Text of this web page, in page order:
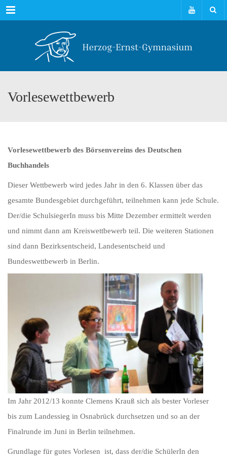
Menu
Vorlesewettbewerb
Vorlesewettbewerb des Börsenvereins des Deutschen
Buchhandels
Dieser Wettbewerb wird jedes Jahr in den 6. Klassen über das
gesamte Bundesgebiet durchgeführt, teilnehmen kann jede Schule.
Der/die SchulsiegerIn muss bis Mitte Dezember ermittelt werden
und nimmt dann am Kreiswettbewerb teil. Die weiteren Stationen
sind dann Bezirksentscheid, Landesentscheid und
Bundeswettbewerb in Berlin.
Im Jahr 2012/13 konnte Clemens Krauß sich als bester Vorleser
bis zum Landessieg in Osnabrück durchsetzen und so an der
Finalrunde im Juni in Berlin teilnehmen.
Grundlage für gutes Vorlesen ist, dass der/die SchülerIn den